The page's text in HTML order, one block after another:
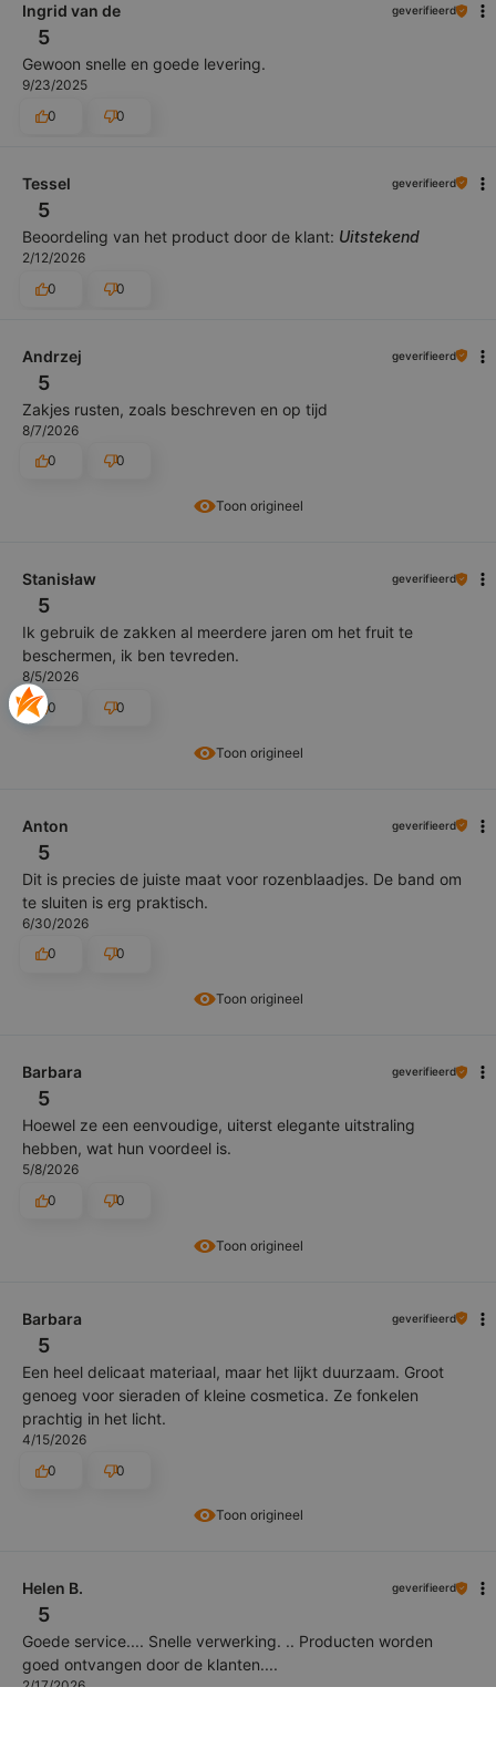
Ingrid van de geverifieerd
5
Gewoon snelle en goede levering.
9/23/2025
0
0
Tessel geverifieerd
5
Beoordeling van het product door de klant: Uitstekend
2/12/2026
0
0
Toon origineel
Andrzej geverifieerd
5
Zakjes rusten, zoals beschreven en op tijd
8/7/2026
0
0
Toon origineel
Stanisław geverifieerd
5
Ik gebruik de zakken al meerdere jaren om het fruit te
beschermen, ik ben tevreden.
8/5/2026
0
0
Toon origineel
Anton geverifieerd
5
Dit is precies de juiste maat voor rozenblaadjes. De band om
te sluiten is erg praktisch.
6/30/2026
0
0
Toon origineel
Barbara geverifieerd
5
Hoewel ze een eenvoudige, uiterst elegante uitstraling
hebben, wat hun voordeel is.
5/8/2026
0
0
Toon origineel
Barbara geverifieerd
5
Een heel delicaat materiaal, maar het lijkt duurzaam. Groot
genoeg voor sieraden of kleine cosmetica. Ze fonkelen
prachtig in het licht.
4/15/2026
0
0
Helen B. geverifieerd
5
Goede service.... Snelle verwerking. .. Producten worden
goed ontvangen door de klanten....
2/17/2026